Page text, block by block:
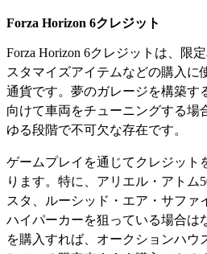
Forza Horizon 6クレジット
Forza Horizon 6クレジットは、限
スタマイズアイテムなどの購入に
通貨です。夢のガレージを構築す
向けて車両をチューニングする場
ゆる段階で不可欠な存在です。
ゲームプレイを通じてクレジット
ります。特に、アリエル・アトム
スタ、ルーシッド・エア・サファ
ハイパーカーを狙っている場合は
を購入すれば、オークションハウ